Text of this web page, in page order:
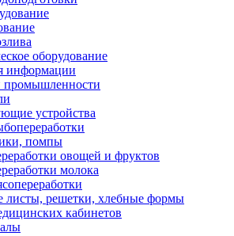
оборудование
информации
промышленности
устройства
помпы
овощей и фруктов
молока
листы, решетки, хлебные формы
кабинетов